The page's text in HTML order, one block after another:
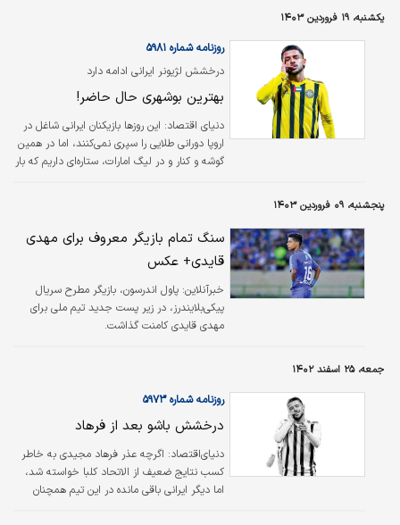
مالک اصلی این بازیکن محسوب می‌شود، تمایل چندانی به حفظ وی ندارد و درحالی
راهی اردوی اتریش شده که قائدی در آن غایب است. ضمن اینکه در روزهای گذشته،
تست‌های پزشکی پیش فصل از بازیکنان اتحاد کلبا، تیم فصل قبل این…
یکشنبه، ۱۹ فروردین ۱۴۰۳
درخشش لژیونر ایرانی ادامه دارد
روزنامه شماره ۵۹۸۱
بهترین بوشهری حال حاضر!
دنياي اقتصاد: این روزها بازیکنان ایرانی شاغل در
اروپا دورانی طلایی را سپری نمی‌کنند، اما در همین
گوشه و کنار و در لیگ امارات، ستاره‌ای داریم که بار
بردارد. صحبت از مهدی قائدی است که برخلاف
همشهری معروف بوشهری‌اش در تیم ملی یعنی
مهدی طارمی، در حال درخشیدن در زمین فوتبال
است. دو ایرانی دیگر هم در لیگ امارات حضور
دارند و جالب اینجاست که یکی یعنی احمد
نوراللهی ستاره خط میانی تیمش است، ولی…
پنجشنبه، ۰۹ فروردین ۱۴۰۳
سنگ تمام بازیگر معروف برای مهدی
قایدی+ عکس
خبرآنلاین: پاول اندرسون، بازیگر مطرح سریال
پیکی‌بلایندرز، در زیر پست جدید تیم ملی برای
مهدی قایدی کامنت گذاشت.
جمعه، ۲۵ اسفند ۱۴۰۲
روزنامه شماره ۵۹۷۳
درخشش باشو بعد از فرهاد
دنیای‌اقتصاد: اگرچه عذر فرهاد مجیدی به خاطر
کسب نتایج ضعیف از‌ الاتحاد کلبا خواسته شد،
اما دیگر ایرانی باقی مانده در این تیم همچنان